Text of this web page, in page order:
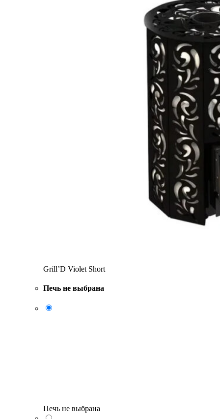
Grill’D Violet Short
Печь не выбрана
Печь не выбрана